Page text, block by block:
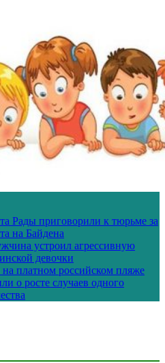
Рады приговорили к тюрьме за
на Байдена
устроил агрессивную
девочки
на платном российском пляже
о росте случаев одного